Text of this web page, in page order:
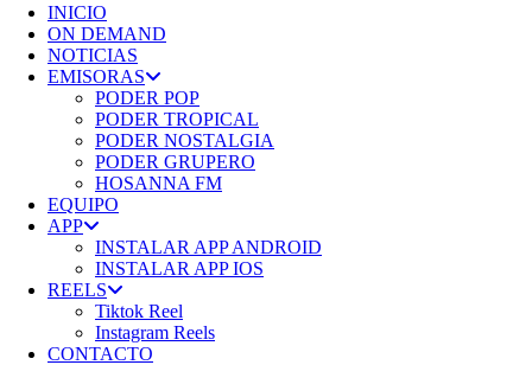
INICIO
ON DEMAND
NOTICIAS
EMISORAS
PODER POP
PODER TROPICAL
PODER NOSTALGIA
PODER GRUPERO
HOSANNA FM
EQUIPO
APP
INSTALAR APP ANDROID
INSTALAR APP IOS
REELS
Tiktok Reel
Instagram Reels
CONTACTO